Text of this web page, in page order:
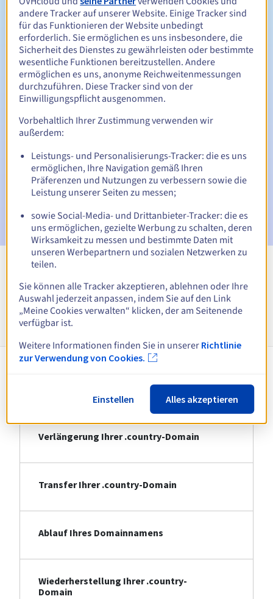
Verlängerungszeitraum Zwischen 1 und 10 Jahren
Rückgewinnungsfrist 45 Tage
Automatische Benachrichtigungen:
Warn-E-Mails: 60, 30, 15, 7 und 3 Tage vor dem
Ablaufdatum
E-Mail am Ablaufdatumzur Benachrichtigung über die
Sperrung des Domainnamens
E-Mail nach Ablauf der Rückgewinnungsfrist
Benachrichtigung über die Löschung des Domainnamens
Informationen zu .country
Registrierung Ihrer .country-Domain
Verlängerung Ihrer .country-Domain
Transfer Ihrer .country-Domain
Ablauf Ihres Domainnamens
Wiederherstellung Ihrer .country-
Domain
andere Tracker auf unserer Website. Einige Tracker sind
für das Funktionieren der Website unbedingt
erforderlich. Sie ermöglichen es uns insbesondere, die
Sicherheit des Dienstes zu gewährleisten oder bestimmte
wesentliche Funktionen bereitzustellen. Andere
ermöglichen es uns, anonyme Reichweitenmessungen
durchzuführen. Diese Tracker sind von der
Einwilligungspflicht ausgenommen.
Vorbehaltlich Ihrer Zustimmung verwenden wir
außerdem:
Leistungs- und Personalisierungs-Tracker: die es uns
ermöglichen, Ihre Navigation gemäß Ihren
Präferenzen und Nutzungen zu verbessern sowie die
Leistung unserer Seiten zu messen;
sowie Social-Media- und Drittanbieter-Tracker: die es
uns ermöglichen, gezielte Werbung zu schalten, deren
Wirksamkeit zu messen und bestimmte Daten mit
unseren Werbepartnern und sozialen Netzwerken zu
teilen.
Sie können alle Tracker akzeptieren, ablehnen oder Ihre
Auswahl jederzeit anpassen, indem Sie auf den Link
„Meine Cookies verwalten“ klicken, der am Seitenende
verfügbar ist.
Weitere Informationen finden Sie in unserer Richtlinie
zur Verwendung von Cookies.
Einstellen Alles akzeptieren